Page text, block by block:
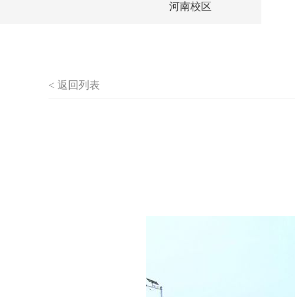
河南校区
< 返回列表